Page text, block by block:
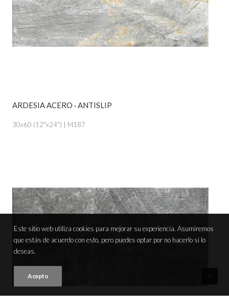
VER PRODUCTO
ARDESIA ACERO · ANTISLIP
30x60 (12"x24") | M187
Este sitio web utiliza cookies para mejorar su experiencia. Asumiremos
que estás de acuerdo con esto, pero puedes optar por no hacerlo si lo
deseas.
Acepto